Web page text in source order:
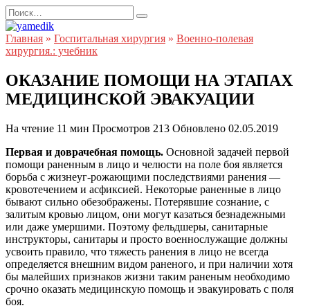
Перейти
к
содержанию
Search
for:
Главная » Госпитальная хирургия » Военно-полевая
хирургия.: учебник
ОКАЗАНИЕ ПОМОЩИ НА ЭТАПАХ
МЕДИЦИНСКОЙ ЭВАКУАЦИИ
На чтение 11 мин Просмотров 213 Обновлено 02.05.2019
Первая и доврачебная помощь. Основной задачей первой
помощи раненным в лицо и челюсти на поле боя является
борьба с жизнеуг-рожающими последствиями ранения —
кровотечением и асфиксией. Некоторые раненные в лицо
бывают сильно обезображены. Потерявшие сознание, с
залитым кровью лицом, они могут казаться безнадежными
или даже умершими. Поэтому фельдшеры, санитарные
инструкторы, санитары и просто военнослужащие должны
усвоить правило, что тяжесть ранения в лицо не всегда
определяется внешним видом раненого, и при наличии хотя
бы малейших признаков жизни таким раненым необходимо
срочно оказать медицинскую помощь и эвакуировать с поля
боя.